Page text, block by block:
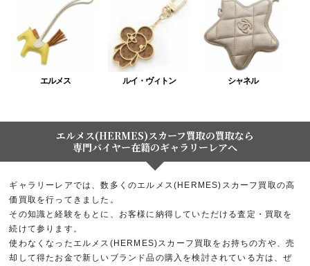
エルメス ルイ・ヴィトン シャネル
エルメス(HERMES)スカーフ買取の買取なら
専門バイヤー在籍のギャラリーレアへ
ギャラリーレアでは、数多くのエルメス(HERMES)スカーフ買取の高
価買取を行ってきました。
その知識と経験をもとに、お客様に納得していただける査定・買取を
続けて参ります。
使わなくなったエルメス(HERMES)スカーフ買取をお持ちの方や、売
却して得たお金で新しいブランド品の購入を検討されている方は、ぜ